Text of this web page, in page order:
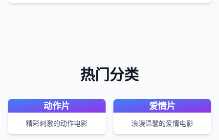
热门分类
动作片
精彩刺激的动作电影
爱情片
浪漫温馨的爱情电影